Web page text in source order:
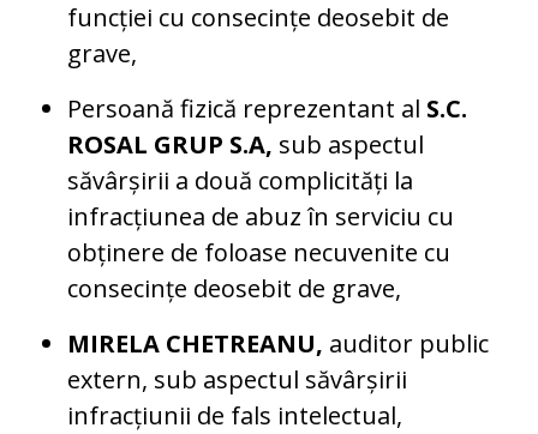
funcției cu consecințe deosebit de
grave,
Persoană fizică reprezentant al S.C.
ROSAL GRUP S.A, sub aspectul
săvârșirii a două complicități la
infracțiunea de abuz în serviciu cu
obținere de foloase necuvenite cu
consecințe deosebit de grave,
MIRELA CHETREANU, auditor public
extern, sub aspectul săvârșirii
infracțiunii de fals intelectual,